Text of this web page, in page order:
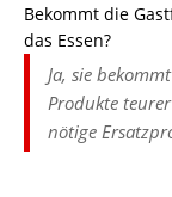
Bekommt die
das Essen?
Ja, sie
Produkte
nötige